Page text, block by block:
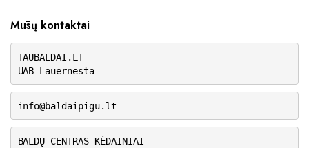
Mūsų kontaktai
TAUBALDAI.LT
UAB Lauernesta
info@baldaipigu.lt
BALDŲ CENTRAS KĖDAINIAI